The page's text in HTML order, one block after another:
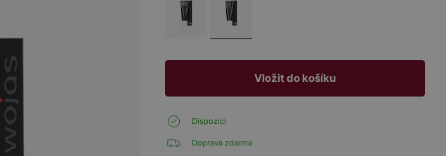
Vložit do košíku
Dispozici
Doprava zdarma